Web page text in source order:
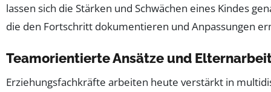
lassen sich die Stärken und Schwächen eines Kindes
die den Fortschritt dokumentieren und Anpassungen
Teamorientierte Ansätze und
Erziehungsfachkräfte arbeiten heute verstärkt in